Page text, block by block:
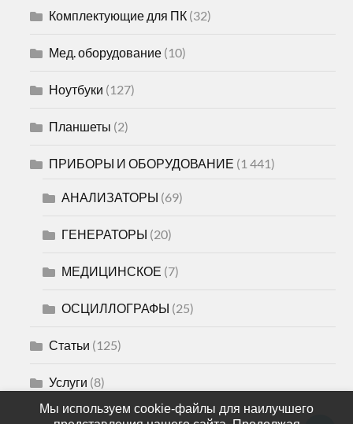
Комплектующие для ПК (32)
Мед. оборудование (10)
Ноутбуки (127)
Планшеты (2)
ПРИБОРЫ И ОБОРУДОВАНИЕ (1 441)
АНАЛИЗАТОРЫ (69)
ГЕНЕРАТОРЫ (20)
МЕДИЦИНСКОЕ (7)
ОСЦИЛЛОГРАФЫ (25)
Статьи (125)
Услуги (8)
Мы используем cookie-файлы для наилучшего